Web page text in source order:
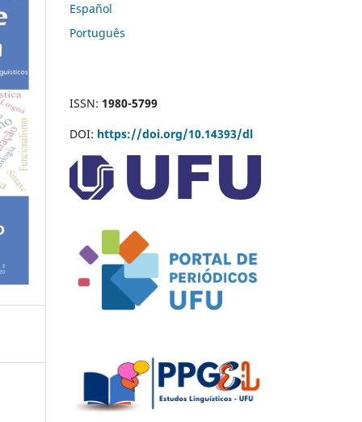
Español
Português
ISSN: 1980-5799
DOI: https://doi.org/10.14393/dl